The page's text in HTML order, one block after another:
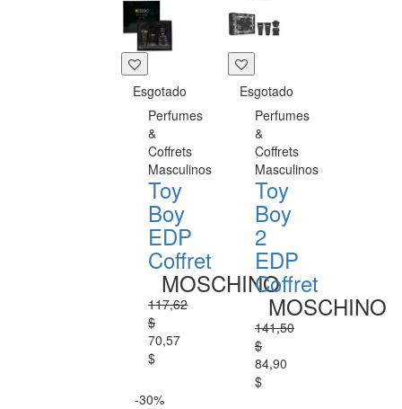
Esgotado
Perfumes
&
Coffrets
Masculinos
Toy
Boy
EDP
Coffret
MOSCHINO
117,62
$
70,57
$
Esgotado
Perfumes
&
Coffrets
Masculinos
Toy
Boy
2
EDP
Coffret
MOSCHINO
141,50
$
84,90
$
-30%